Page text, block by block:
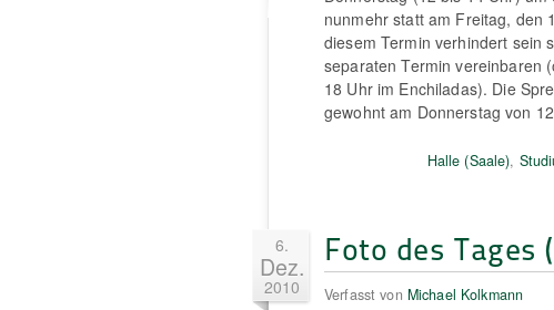
nunmehr statt am Freitag, den
diesem Termin verhindert sein
separaten Termin vereinbaren
18 Uhr im Enchiladas). Die
gewohnt am Donnerstag von
Halle (Saale),
6.
Dez.
2010
Foto des Tages
Verfasst von Michael Kolkmann